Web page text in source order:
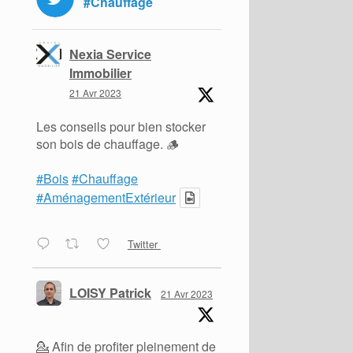
Nexia Service
Immobilier
21 Avr 2023
Les conseils pour bien stocker
son bois de chauffage. 🪵
#Bois#Chauffage
#AménagementExtérieur
Twitter
LOISY Patrick 21 Avr 2023
💁 Afin de profiter pleinement de